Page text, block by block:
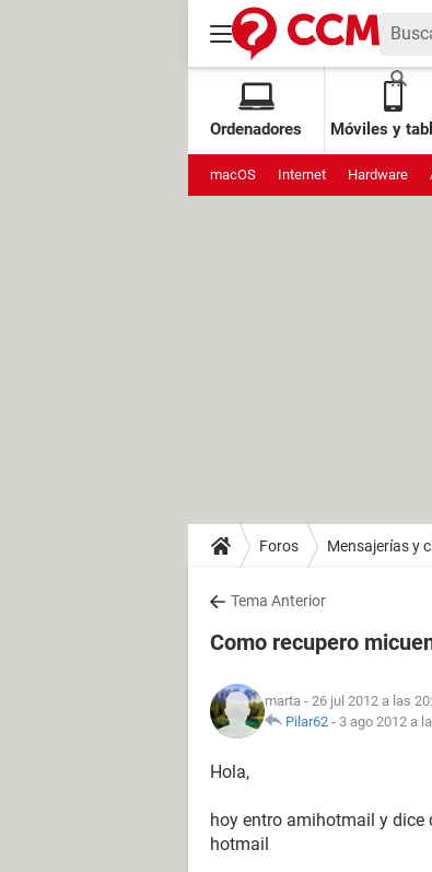
Ordenadores Móviles y
macOS Internet Hardware
Foros Mensajerías y
Tema Anterior
Como recupero
marta - 26 jul 2012 a las
Pilar62 - 3 ago 2012 a
Hola,
hoy entro amihotmail y dice
hotmail